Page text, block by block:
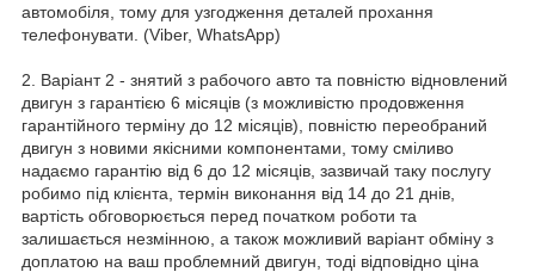
автомобіля, тому для узгодження деталей прохання
телефонувати. (Viber, WhatsApp)
2. Варіант 2 - знятий з рабочого авто та повністю відновлений
двигун з гарантією 6 місяців (з можливістю продовження
гарантійного терміну до 12 місяців), повністю переобраний
двигун з новими якісними компонентами, тому сміливо
надаємо гарантію від 6 до 12 місяців, зазвичай таку послугу
робимо під клієнта, термін виконання від 14 до 21 днів,
вартість обговорюється перед початком роботи та
залишається незмінною, а також можливий варіант обміну з
доплатою на ваш проблемний двигун, тоді відповідно ціна